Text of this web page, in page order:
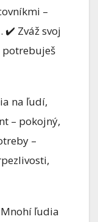
–
✔️ Zváž svoj
potrebuješ
na ľudí,
– pokojný,
–
Mnohí ľudia